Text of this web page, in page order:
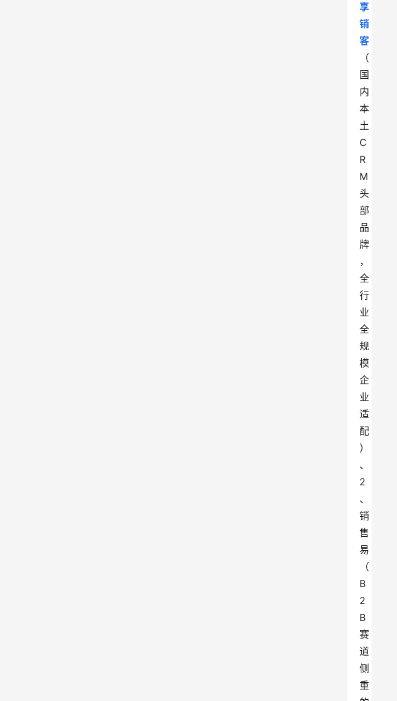
享
销
客
（
国
内
本
土
C
R
M
头
部
品
牌
，
全
行
业
全
规
模
企
业
适
配
）
、
2
、
销
售
易
（
B
2
B
赛
道
侧
重